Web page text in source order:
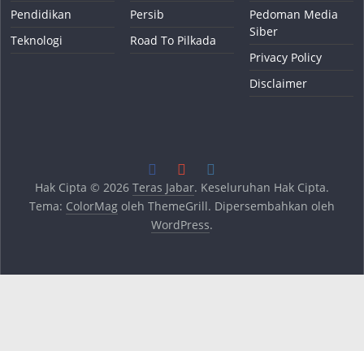
Pendidikan
Teknologi
Persib
Road To Pilkada
Pedoman Media
Siber
Privacy Policy
Disclaimer
Hak Cipta © 2026 Teras Jabar. Keseluruhan Hak Cipta.
Tema: ColorMagoleh ThemeGrill. Dipersembahkan oleh
WordPress.